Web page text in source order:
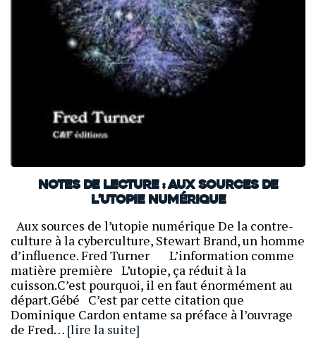
Notes de lecture : Aux sources de
l’utopie numérique
Aux sources de l’utopie numérique De la contre-
culture à la cyberculture, Stewart Brand, un homme
d’influence. Fred Turner L’information comme
matière première L’utopie, ça réduit à la
cuisson.C’est pourquoi, il en faut énormément au
départ.Gébé C’est par cette citation que
Dominique Cardon entame sa préface à l’ouvrage
de Fred… [lire la suite]